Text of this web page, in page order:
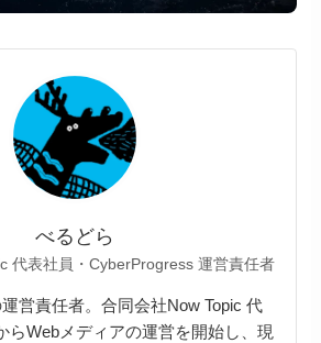
べるどら
代表社員・CyberProgress 運営責任者
営責任者。合同会社Now Topic 代
らWebメディアの運営を開始し、現